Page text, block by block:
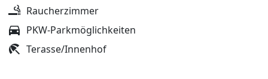
Raucherzimmer
PKW-Parkmöglichkeiten
Terasse/Innenhof